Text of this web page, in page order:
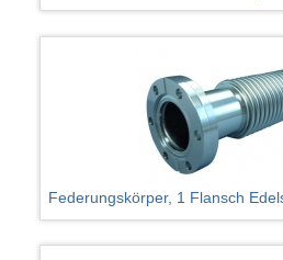
Federungskörper, 1 Flansch